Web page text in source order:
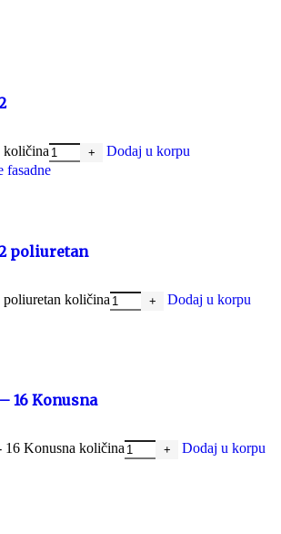
količina
Dodaj u korpu
poliuretan
poliuretan količina
Dodaj u korpu
16 Konusna
16 Konusna količina
Dodaj u korpu